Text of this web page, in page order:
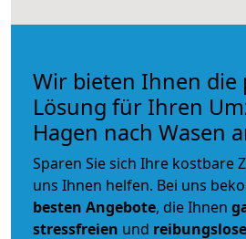
Wir bieten Ihnen die
Lösung für Ihren
Hagen nach Wasen
Sparen Sie sich Ihre kostbare
uns Ihnen helfen. Bei uns
besten Angebote, die Ihnen
stressfreien und